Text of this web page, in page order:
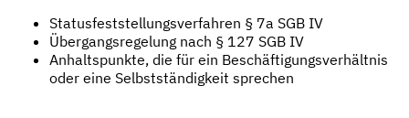
Statusfeststellungsverfahren § 7a SGB IV
Übergangsregelung nach § 127 SGB IV
Anhaltspunkte, die für ein Beschäftigungsverhältnis
oder eine Selbstständigkeit sprechen